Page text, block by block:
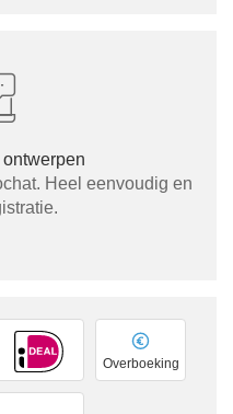
Heel eenvoudig en
Overboeking